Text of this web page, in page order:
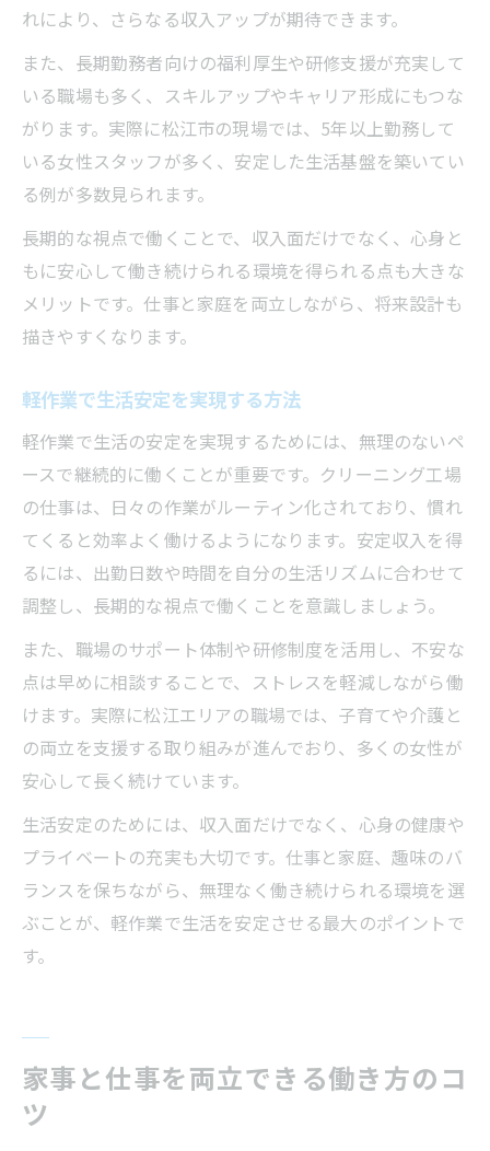
れにより、さらなる収入アップが期待できます。
また、長期勤務者向けの福利厚生や研修支援が充実して
いる職場も多く、スキルアップやキャリア形成にもつな
がります。実際に松江市の現場では、5年以上勤務して
いる女性スタッフが多く、安定した生活基盤を築いてい
る例が多数見られます。
長期的な視点で働くことで、収入面だけでなく、心身と
もに安心して働き続けられる環境を得られる点も大きな
メリットです。仕事と家庭を両立しながら、将来設計も
描きやすくなります。
軽作業で生活安定を実現する方法
軽作業で生活の安定を実現するためには、無理のないペ
ースで継続的に働くことが重要です。クリーニング工場
の仕事は、日々の作業がルーティン化されており、慣れ
てくると効率よく働けるようになります。安定収入を得
るには、出勤日数や時間を自分の生活リズムに合わせて
調整し、長期的な視点で働くことを意識しましょう。
また、職場のサポート体制や研修制度を活用し、不安な
点は早めに相談することで、ストレスを軽減しながら働
けます。実際に松江エリアの職場では、子育てや介護と
の両立を支援する取り組みが進んでおり、多くの女性が
安心して長く続けています。
生活安定のためには、収入面だけでなく、心身の健康や
プライベートの充実も大切です。仕事と家庭、趣味のバ
ランスを保ちながら、無理なく働き続けられる環境を選
ぶことが、軽作業で生活を安定させる最大のポイントで
す。
家事と仕事を両立できる働き方のコ
ツ